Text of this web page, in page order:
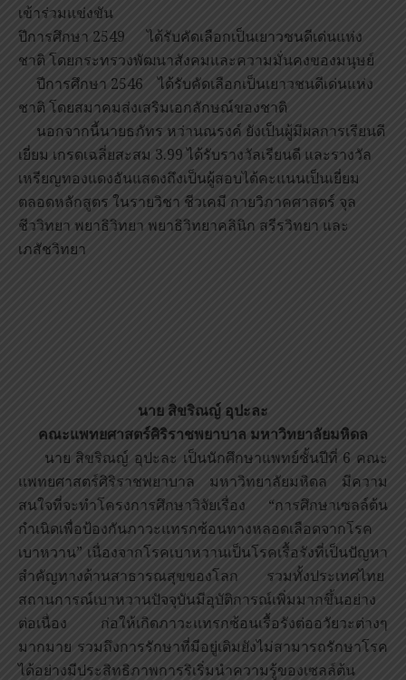
เข้าร่วมแข่งขัน
ปีการศึกษา 2549 ได้รับคัดเลือกเป็นเยาวชนดีเด่นแห่ง
ชาติ โดยกระทรวงพัฒนาสังคมและความมั่นคงของมนุษย์
ปีการศึกษา 2546 ได้รับคัดเลือกเป็นเยาวชนดีเด่นแห่ง
ชาติ โดยสมาคมส่งเสริมเอกลักษณ์ของชาติ
นอกจากนี้นายธภัทร หว่านณรงค์ ยังเป็นผู้มีผลการเรียนดี
เยี่ยม เกรดเฉลี่ยสะสม 3.99 ได้รับรางวัลเรียนดี และรางวัล
เหรียญทองแดงอันแสดงถึงเป็นผู้สอบได้คะแนนเป็นเยี่ยม
ตลอดหลักสูตร ในรายวิชา ชีวเคมี กายวิภาคศาสตร์ จุล
ชีววิทยา พยาธิวิทยา พยาธิวิทยาคลินิก สรีรวิทยา และ
เภสัชวิทยา
นาย สิขริณญ์ อุปะละ
คณะแพทยศาสตร์ศิริราชพยาบาล มหาวิทยาลัยมหิดล
นาย สิขริณญ์ อุปะละ เป็นนักศึกษาแพทย์ชั้นปีที่ 6 คณะ
แพทยศาสตร์ศิริราชพยาบาล มหาวิทยาลัยมหิดล มีความ
สนใจที่จะทำโครงการศึกษาวิจัยเรื่อง “การศึกษาเซลล์ต้น
กำเนิดเพื่อป้องกันภาวะแทรกซ้อนทางหลอดเลือดจากโรค
เบาหวาน” เนื่องจากโรคเบาหวานเป็นโรคเรื้อรังที่เป็นปัญหา
สำคัญทางด้านสาธารณสุขของโลก รวมทั้งประเทศไทย
สถานการณ์เบาหวานปัจจุบันมีอุบัติการณ์เพิ่มมากขึ้นอย่าง
ต่อเนื่อง ก่อให้เกิดภาวะแทรกซ้อนเรื้อรังต่ออวัยวะต่างๆ
มากมาย รวมถึงการรักษาที่มีอยู่เดิมยังไม่สามารถรักษาโรค
ได้อย่างมีประสิทธิภาพการริเริ่มนำความรู้ของเซลล์ต้น